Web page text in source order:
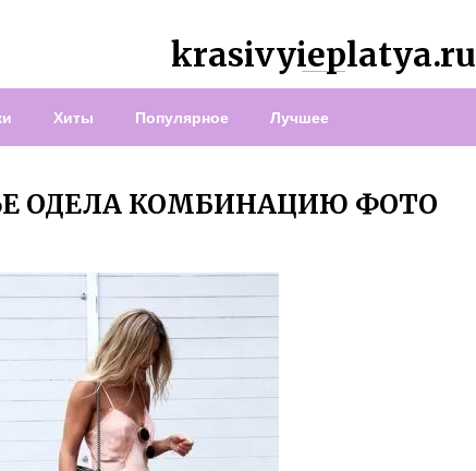
krasivyieplatya.ru
Хиты Популярное Лучшее
ОДЕЛА КОМБИНАЦИЮ ФОТО